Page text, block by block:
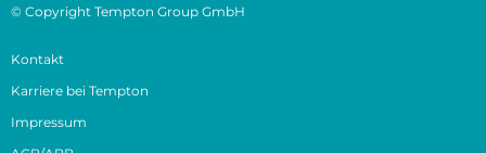
© Copyright Tempton Group GmbH
Kontakt
Karriere bei Tempton
Impressum